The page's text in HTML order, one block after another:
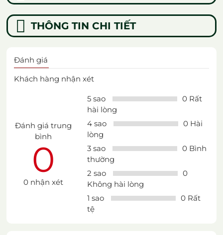
THÔNG TIN CHI TIẾT
Đánh giá
Khách hàng nhận xét
Đánh giá trung
bình
0
0 nhận xét
5 sao
0 Rất
hài lòng
4 sao
0 Hài
lòng
3 sao
0 Bình
thường
2 sao
0
Không hài lòng
1 sao
0 Rất
tệ